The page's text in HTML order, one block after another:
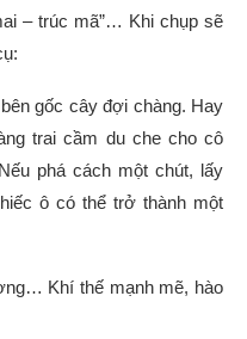
– trúc mã”… Khi chụp sẽ
gốc cây đợi chàng. Hay
trai cầm du che cho cô
phá cách một chút, lấy
ô có thể trở thành một
Khí thế mạnh mẽ, hào